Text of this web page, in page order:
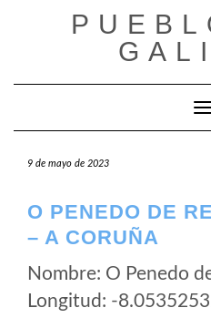
9 de mayo de 2023
O PENEDO DE
– A CORUÑA
Nombre: O Penedo
Longitud: -